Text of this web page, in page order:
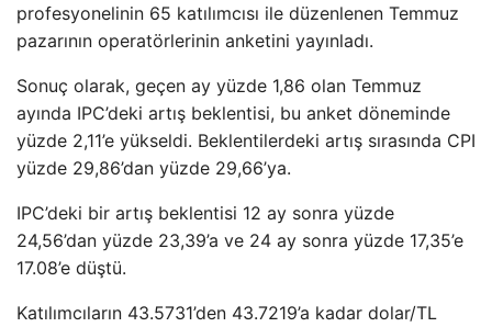
profesyonelinin 65 katılımcısı ile düzenlenen Temmuz
pazarının operatörlerinin anketini yayınladı.
Sonuç olarak, geçen ay yüzde 1,86 olan Temmuz
ayında IPC’deki artış beklentisi, bu anket döneminde
yüzde 2,11’e yükseldi. Beklentilerdeki artış sırasında CPI
yüzde 29,86’dan yüzde 29,66’ya.
IPC’deki bir artış beklentisi 12 ay sonra yüzde
24,56’dan yüzde 23,39’a ve 24 ay sonra yüzde 17,35’e
17.08’e düştü.
Katılımcıların 43.5731’den 43.7219’a kadar dolar/TL